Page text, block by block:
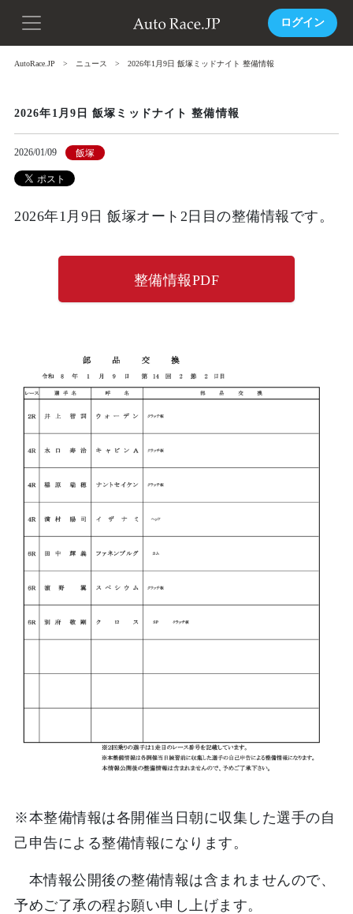
ログイン
AutoRace.JP ニュース 2026年1月9日 飯塚ミッドナイト 整備情報
2026年1月9日 飯塚ミッドナイト 整備情報
2026/01/09 飯塚
2026年1月9日 飯塚オート2日目の整備情報です。
整備情報PDF
※本整備情報は各開催当日朝に収集した選手の自
己申告による整備情報になります。
本情報公開後の整備情報は含まれませんので、
予めご了承の程お願い申し上げます。